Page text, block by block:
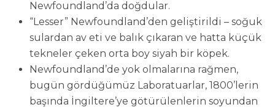
Newfoundland’da doğdular.
“Lesser” Newfoundland’den geliştirildi – soğuk
sulardan av eti ve balık çıkaran ve hatta küçük
tekneler çeken orta boy siyah bir köpek.
Newfoundland’de yok olmalarına rağmen,
bugün gördüğümüz Laboratuarlar, 1800’lerin
başında İngiltere’ye götürülenlerin soyundan